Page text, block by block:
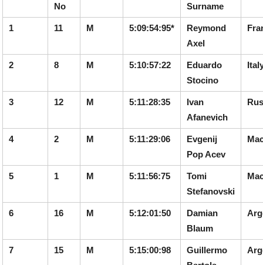
No
Surname
1 11 M 5:09:54:95*
Reymond
Axel
2 8 M 5:10:57:22
Eduardo
Stocino
3 12 M 5:11:28:35
Ivan
Afanevich
4 2 M 5:11:29:06
Evgenij
Pop Acev
5 1 M 5:11:56:75
Tomi
Stefanovski
6 16 M 5:12:01:50
Damian
Blaum
7 15 M 5:15:00:98
Guillermo